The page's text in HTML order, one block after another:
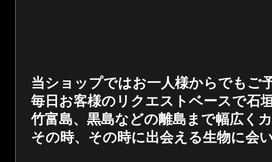
当ショップではお一人様からでもご
毎日お客様のリクエストベースで石
竹富島、黒島などの離島まで幅広く
その時、その時に出会える生物に会